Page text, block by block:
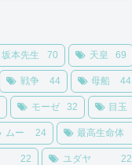
坂本先生 70 天皇 69
戦争 44 母船 44
モーゼ 32 目玉
ムー 24 最高生命体
22 ユダヤ 22